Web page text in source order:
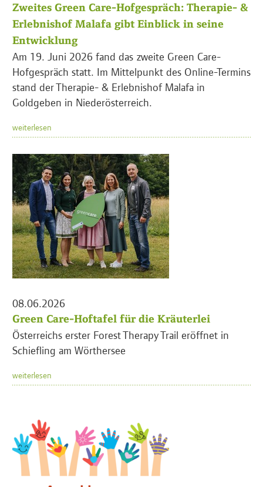
Zweites Green Care-Hofgespräch: Therapie- &
Erlebnishof Malafa gibt Einblick in seine
Entwicklung
Am 19. Juni 2026 fand das zweite Green Care-
Hofgespräch statt. Im Mittelpunkt des Online-Termins
stand der Therapie- & Erlebnishof Malafa in
Goldgeben in Niederösterreich.
weiterlesen
08.06.2026
Green Care-Hoftafel für die Kräuterlei
Österreichs erster Forest Therapy Trail eröffnet in
Schiefling am Wörthersee
weiterlesen